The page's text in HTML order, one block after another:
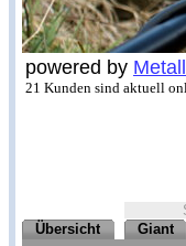
powered by
21 Kunden sind aktuell
Übersicht
Giant